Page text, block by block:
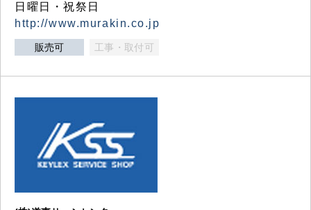
日曜日・祝祭日
http://www.murakin.co.jp
販売可 工事・取付可